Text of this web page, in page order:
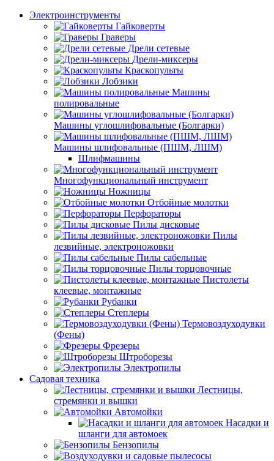
Электроинструменты
Гайковерты
Граверы
Дрели сетевые
Дрели-миксеры
Краскопульты
Лобзики
Машины
полировальные
Машины углошлифовальные (Болгарки)
Машины шлифовальные (ПШМ, ЛШМ)
Шлифмашины
Многофункциональный инструмент
Ножницы
Отбойные молотки
Перфораторы
Пилы дисковые
Пилы
лезвийные, электроножовки
Пилы сабельные
Пилы торцовочные
Пистолеты
клеевые, монтажные
Рубанки
Степлеры
Термовоздуходувки
(Фены)
Фрезеры
Штроборезы
Электропилы
Садовая техника
Лестницы,
стремянки и вышки
Автомойки
Насадки и
шланги для автомоек
Бензопилы